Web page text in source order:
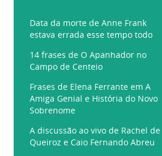
Data da morte de Anne Frank
estava errada esse tempo todo
14 frases de O Apanhador no
Campo de Centeio
Frases de Elena Ferrante em A
Amiga Genial e História do Novo
Sobrenome
A discussão ao vivo de Rachel de
Queiroz e Caio Fernando Abreu